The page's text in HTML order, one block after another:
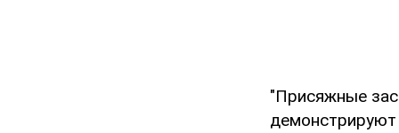
"Присяжные
демонстрируют